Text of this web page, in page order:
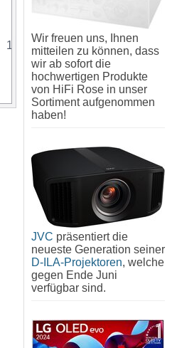
1 x 1 Stück 07340034703557
Wir freuen uns, Ihnen
mitteilen zu können, dass
wir ab sofort die
hochwertigen Produkte
von HiFi Rose in unser
Sortiment aufgenommen
haben!
JVC präsentiert die
neueste Generation seiner
D-ILA-Projektoren, welche
gegen Ende Juni
verfügbar sind.